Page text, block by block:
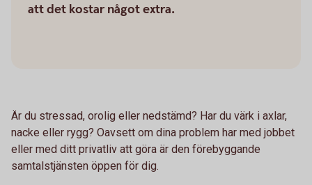
att det kostar något extra.
Är du stressad, orolig eller nedstämd? Har du värk i axlar,
nacke eller rygg? Oavsett om dina problem har med jobbet
eller med ditt privatliv att göra är den förebyggande
samtalstjänsten öppen för dig.